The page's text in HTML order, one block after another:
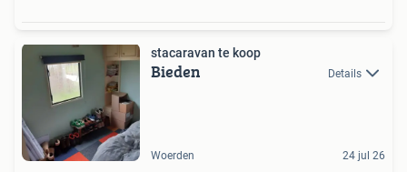
stacaravan te koop
Bieden Details
Woerden 24 jul 26